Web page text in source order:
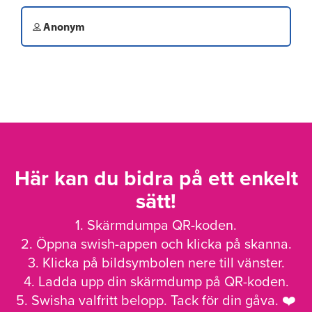
Anonym
Här kan du bidra på ett enkelt
sätt!
1. Skärmdumpa QR-koden.
2. Öppna swish-appen och klicka på skanna.
3. Klicka på bildsymbolen nere till vänster.
4. Ladda upp din skärmdump på QR-koden.
5. Swisha valfritt belopp. Tack för din gåva. ❤️